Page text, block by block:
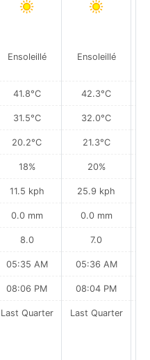
Ensoleillé
41.8°C
31.5°C
20.2°C
18%
11.5 kph
0.0 mm
8.0
05:35 AM
08:06 PM
Last Quarter
Ensoleillé
42.3°C
32.0°C
21.3°C
20%
25.9 kph
0.0 mm
7.0
05:36 AM
08:04 PM
Last Quarter